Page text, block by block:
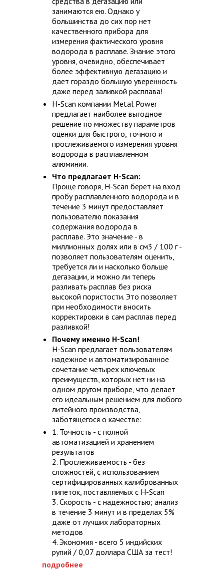
занимаются ею. Однако у
большинства до сих пор нет
качественного прибора для
измерения фактического уровня
водорода в расплаве. Знание этого
уровня, очевидно, обеспечивает
более эффективную дегазацию и
дает гораздо большую уверенность
даже перед заливкой расплава!
H-Scan компании Metal Power
предлагает наиболее выгодное
решение по множеству параметров
оценки для быстрого, точного и
прослеживаемого измерения уровня
водорода в расплавленном
алюминии.
Что предлагает H-Scan:
Проще говоря, H-Scan берет на вход
пробу расплавленного водорода и в
течение 3 минут предоставляет
пользователю показания
содержания водорода в
расплаве. Это значение - в
миллионных долях или в см3 / 100 г -
позволяет пользователям оценить,
требуется ли и насколько больше
дегазации, и можно ли теперь
разливать расплав без риска
высокой пористости. Это позволяет
при необходимости вносить
корректировки в сам расплав перед
разливкой!
Почему именно H-Scan!
H-Scan предлагает пользователям
надежное и автоматизированное
сочетание четырех ключевых
преимуществ, которых нет ни на
одном другом приборе, что делает
его идеальным решением для любого
литейного производства,
заботящегося о качестве:
1. Точность - с полной
автоматизацией и хранением
результатов
2. Прослеживаемость - без
сложностей, с использованием
сертифицированных калиброванных
пипеток, поставляемых с H-Scan
3. Скорость - с надежностью; анализ
в течение 3 минут и в пределах 5%
даже от лучших лабораторных
методов
4. Экономия - всего 5 индийских
рупий / 0,07 доллара США за тест!
подробнее